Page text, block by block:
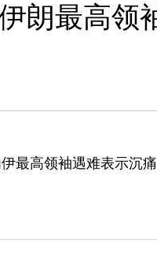
朗最高领
最高领袖遇难表示沉痛